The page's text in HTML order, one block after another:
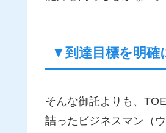
▼到達目標を明確
そんな御託よりも、
詰ったビジネスマン（